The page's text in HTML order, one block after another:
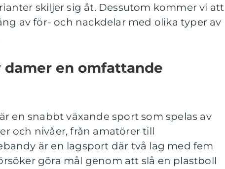
skiljer sig åt. Dessutom kommer vi att
av för- och nackdelar med olika typer av
damer en omfattande
en snabbt växande sport som spelas av
och nivåer, från amatörer till
är en lagsport där två lag med fem
göra mål genom att slå en plastboll